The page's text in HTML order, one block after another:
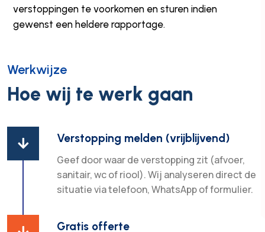
verstoppingen te voorkomen en sturen indien
gewenst een heldere rapportage.
Werkwijze
Hoe wij te werk gaan
 Verstopping melden (vrijblijvend)
Geef door waar de verstopping zit (afvoer,
sanitair, wc of riool). Wij analyseren direct de
situatie via telefoon, WhatsApp of formulier.
Gratis offerte